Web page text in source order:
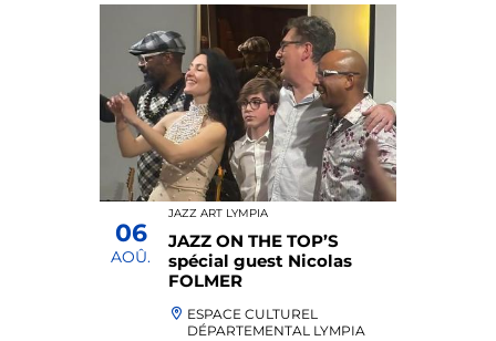
JAZZ ART LYMPIA
JAZZ ON THE TOP’S
spécial guest Nicolas
FOLMER
ESPACE CULTUREL
DÉPARTEMENTAL LYMPIA
06
AOÛ.